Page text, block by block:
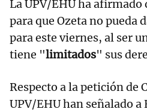
La UPV/EHU ha afirmado
para que Ozeta no pueda
para este viernes, al ser
tiene "limitados" sus
Respecto a la petición de
UPV/EHU han señalado a